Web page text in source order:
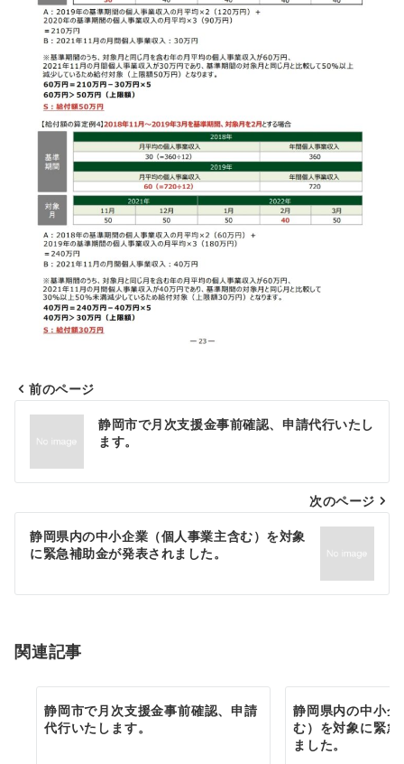
投
ナ
ビ
ゲ
ー
シ
ン
前のページ
静岡市で月次支援金事前確認、申請代行いたし
ます。
次のページ
静岡県内の中小企業（個人事業主含む）を対象
に緊急補助金が発表されました。
関連記事
静岡市で月次支援金事前確認、申請
代行いたします。
静岡県内の中小
む）を対象に緊
ました。